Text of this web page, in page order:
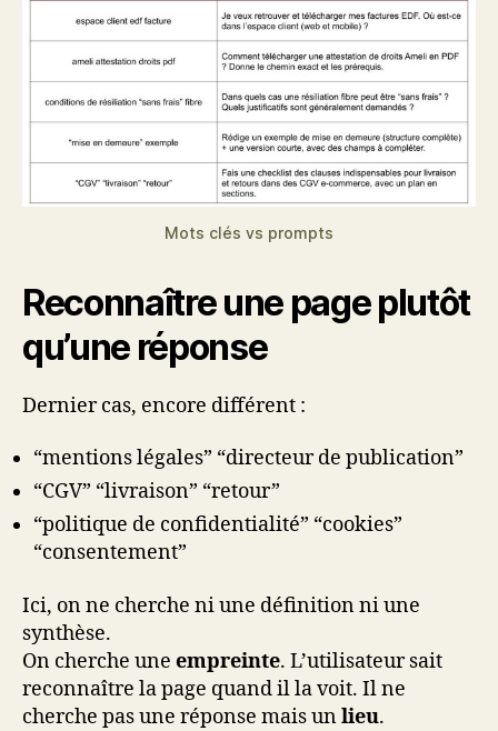
Mots clés vs prompts
Reconnaître une page plutôt
qu’une réponse
Dernier cas, encore différent :
“mentions légales” “directeur de publication”
“CGV” “livraison” “retour”
“politique de confidentialité” “cookies”
“consentement”
Ici, on ne cherche ni une définition ni une
synthèse.
On cherche une empreinte. L’utilisateur sait
reconnaître la page quand il la voit. Il ne
cherche pas une réponse mais unlieu.